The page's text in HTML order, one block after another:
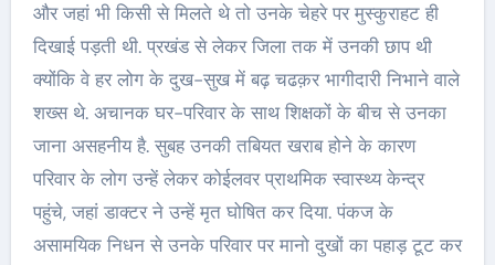
और जहां भी किसी से मिलते थे तो उनके चेहरे पर मुस्कुराहट ही
दिखाई पड़ती थी. प्रखंड से लेकर जिला तक में उनकी छाप थी
क्योंकि वे हर लोग के दुख-सुख में बढ़ चढक़र भागीदारी निभाने वाले
शख्स थे. अचानक घर-परिवार के साथ शिक्षकों के बीच से उनका
जाना असहनीय है. सुबह उनकी तबियत खराब होने के कारण
परिवार के लोग उन्हें लेकर कोईलवर प्राथमिक स्वास्थ्य केन्द्र
पहुंचे, जहां डाक्टर ने उन्हें मृत घोषित कर दिया. पंकज के
असामयिक निधन से उनके परिवार पर मानो दुखों का पहाड़ टूट कर